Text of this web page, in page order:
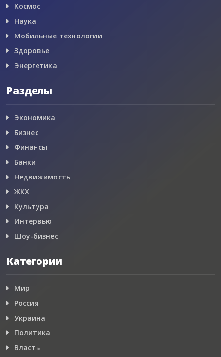
Космос
Наука
Мобильные технологии
Здоровье
Энергетика
Разделы
Экономика
Бизнес
Финансы
Банки
Недвижимость
ЖКХ
Культура
Интервью
Шоу-бизнес
Категории
Мир
Россия
Украина
Политика
Власть